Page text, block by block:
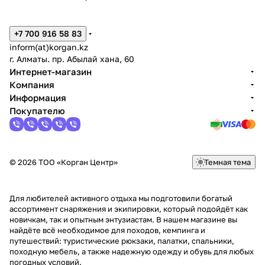
+7 700 916 58 83
inform(at)korgan.kz
г. Алматы. пр. Абылай хана, 60
Интернет-магазин
Компания
Информация
Покупателю
© 2026 ТОО «Корган Центр» Темная тема
Для любителей активного отдыха мы подготовили богатый
ассортимент снаряжения и экипировки, который подойдёт как
новичкам, так и опытным энтузиастам. В нашем магазине вы
найдёте всё необходимое для походов, кемпинга и
путешествий: туристические рюкзаки, палатки, спальники,
походную мебель, а также надежную одежду и обувь для любых
погодных условий.